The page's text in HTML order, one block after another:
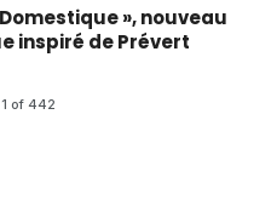
», nouveau
inspiré de Prévert
1 of 442